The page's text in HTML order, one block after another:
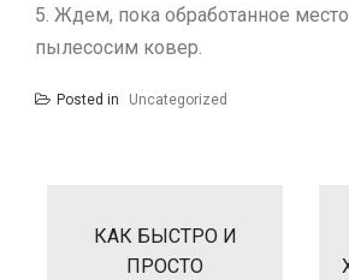
5. Ждем, пока обработанное
пылесосим ковер.
Posted in Uncategorized
записямКАК БЫСТРО И
ПРОСТО